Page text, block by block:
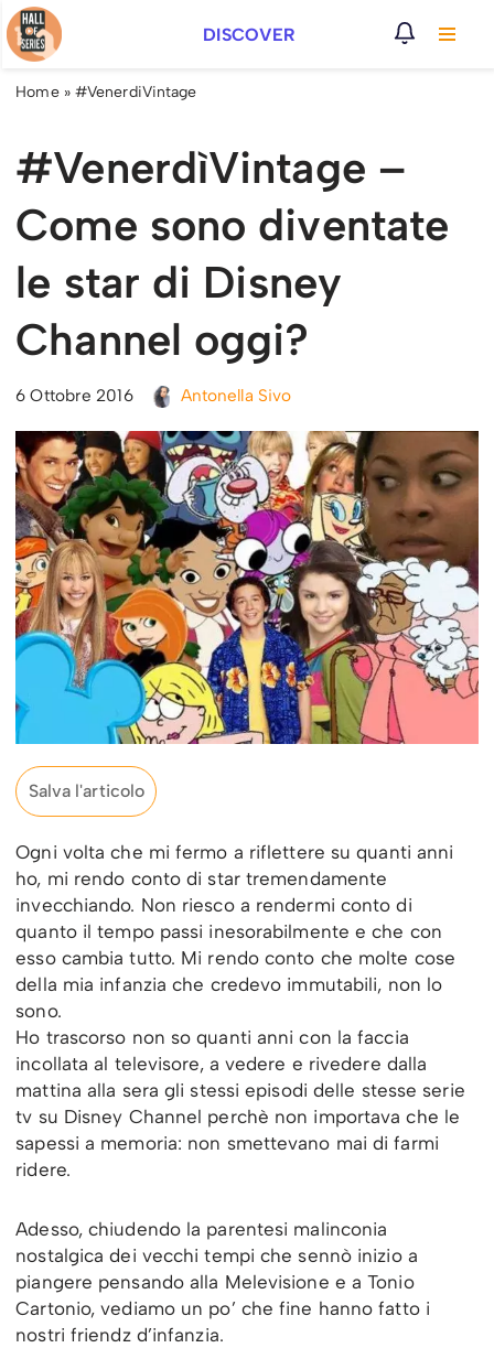
Vai
al
DISCOVER
Home» #VenerdiVintage
#VenerdìVintage –
Come sono diventate
le star di Disney
Channel oggi?
6 Ottobre 2016 Antonella Sivo
Salva l'articolo
Ogni volta che mi fermo a riflettere su quanti anni
ho, mi rendo conto di star tremendamente
invecchiando. Non riesco a rendermi conto di
quanto il tempo passi inesorabilmente e che con
esso cambia tutto. Mi rendo conto che molte cose
della mia infanzia che credevo immutabili, non lo
sono.
Ho trascorso non so quanti anni con la faccia
incollata al televisore, a vedere e rivedere dalla
mattina alla sera gli stessi episodi delle stesse serie
tv su Disney Channel perchè non importava che le
sapessi a memoria: non smettevano mai di farmi
ridere.
Adesso, chiudendo la parentesi malinconia
nostalgica dei vecchi tempi che sennò inizio a
piangere pensando alla Melevisione e a Tonio
Cartonio, vediamo un po’ che fine hanno fatto i
nostri friendz d’infanzia.